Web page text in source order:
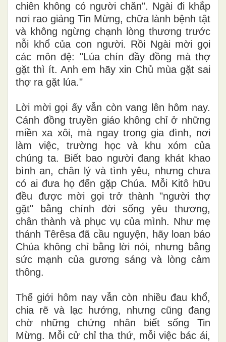
chiên không có người chăn". Ngài đi khắp
nơi rao giảng Tin Mừng, chữa lành bệnh tật
và không ngừng chạnh lòng thương trước
nỗi khổ của con người. Rồi Ngài mời gọi
các môn đệ: "Lúa chín đầy đồng mà thợ
gặt thì ít. Anh em hãy xin Chủ mùa gặt sai
thợ ra gặt lúa."
Lời mời gọi ấy vẫn còn vang lên hôm nay.
Cánh đồng truyền giáo không chỉ ở những
miền xa xôi, mà ngay trong gia đình, nơi
làm việc, trường học và khu xóm của
chúng ta. Biết bao người đang khát khao
bình an, chân lý và tình yêu, nhưng chưa
có ai đưa họ đến gặp Chúa. Mỗi Kitô hữu
đều được mời gọi trở thành "người thợ
gặt" bằng chính đời sống yêu thương,
chân thành và phục vụ của mình. Như mẹ
thánh Têrêsa đã cầu nguyện, hãy loan báo
Chúa không chỉ bằng lời nói, nhưng bằng
sức mạnh của gương sáng và lòng cảm
thông.
Thế giới hôm nay vẫn còn nhiều đau khổ,
chia rẽ và lạc hướng, nhưng cũng đang
chờ những chứng nhân biết sống Tin
Mừng. Mỗi cử chỉ tha thứ, mỗi việc bác ái,